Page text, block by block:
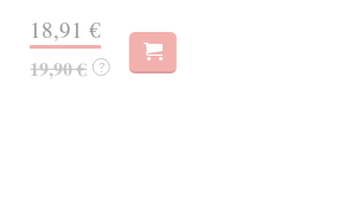
18,91 €
19,90 € ?